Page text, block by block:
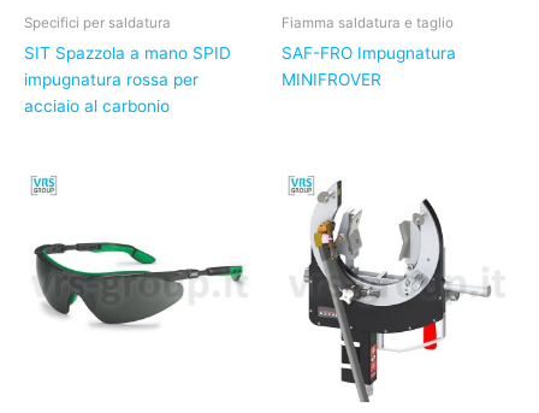
Specifici per saldatura
SIT Spazzola a mano SPID
impugnatura rossa per
acciaio al carbonio
Fiamma saldatura e taglio
SAF-FRO Impugnatura
MINIFROVER
15,50€.13,20€.